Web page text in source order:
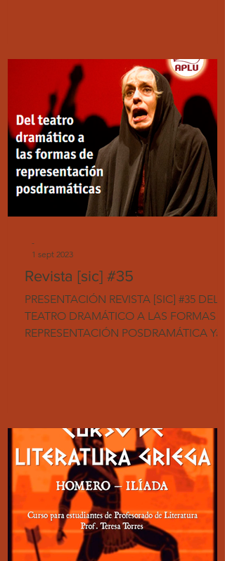
Revista [sic] #35
PRESENTACIÓN REVISTA [SIC] #35 DEL
TEATRO DRAMÁTICO A LAS FORMAS
REPRESENTACIÓN POSDRAMÁTICA Ya
-
1 sept 2023